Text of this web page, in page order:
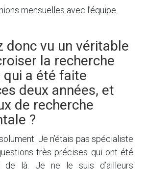
mensuelles avec l’équipe.
donc vu un véritable
la recherche
qui a été faite
deux années, et
de recherche
?
Je n’étais pas spécialiste
très précises qui ont été
de là. Je ne le suis d’ailleurs